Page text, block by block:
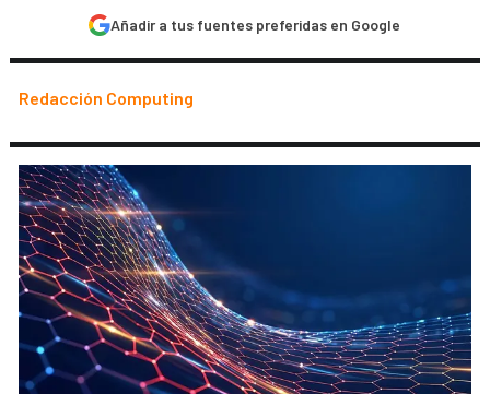
Añadir a tus fuentes preferidas en Google
Redacción Computing